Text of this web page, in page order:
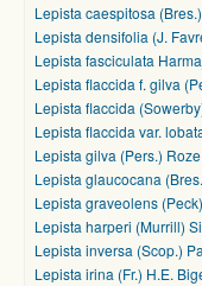
Lepista caespitosa
Lepista densifolia (J.
Lepista fasciculata
Lepista flaccida f. gilva
Lepista flaccida
Lepista flaccida var.
Lepista gilva (Pers.)
Lepista glaucocana
Lepista graveolens
Lepista harperi (Murrill)
Lepista inversa (Scop.)
Lepista irina (Fr.) H.E.